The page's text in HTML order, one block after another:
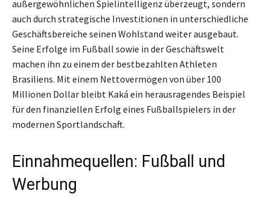
außergewöhnlichen Spielintelligenz überzeugt, sondern
auch durch strategische Investitionen in unterschiedliche
Geschäftsbereiche seinen Wohlstand weiter ausgebaut.
Seine Erfolge im Fußball sowie in der Geschäftswelt
machen ihn zu einem der bestbezahlten Athleten
Brasiliens. Mit einem Nettovermögen von über 100
Millionen Dollar bleibt Kaká ein herausragendes Beispiel
für den finanziellen Erfolg eines Fußballspielers in der
modernen Sportlandschaft.
Einnahmequellen: Fußball und
Werbung